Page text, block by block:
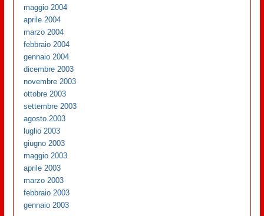
maggio 2004
aprile 2004
marzo 2004
febbraio 2004
gennaio 2004
dicembre 2003
novembre 2003
ottobre 2003
settembre 2003
agosto 2003
luglio 2003
giugno 2003
maggio 2003
aprile 2003
marzo 2003
febbraio 2003
gennaio 2003